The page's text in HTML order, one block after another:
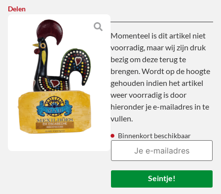
Delen
Momenteel is dit artikel niet
voorradig, maar wij zijn druk
bezig om deze terug te
brengen. Wordt op de hoogte
gehouden indien het artikel
weer voorradig is door
hieronder je e-mailadres in te
vullen.
Binnenkort beschikbaar
Seintje!